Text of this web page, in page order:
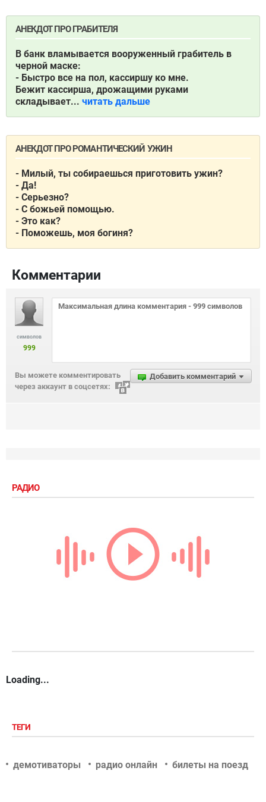
АНЕКДОТ ПРО ГРАБИТЕЛЯ
В банк вламывается вооруженный грабитель в
черной маске:
- Быстро все на пол, кассиршу ко мне.
Бежит кассирша, дрожащими руками
складывает... читать дальше
АНЕКДОТ ПРО РОМАНТИЧЕСКИЙ УЖИН
- Милый, ты собираешься приготовить ужин?
- Да!
- Серьезно?
- С божьей помощью.
- Это как?
- Поможешь, моя богиня?
Комментарии
символов
999
Добавить комментарий
Вы можете комментировать
через аккаунт в соцсетях:
РАДИО
Loading...
ТЕГИ
демотиваторы радио онлайн билеты на поезд